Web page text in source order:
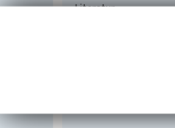
Literatur
Beitrag. In:
am Niederrhein -
Quitzow,
Quaas, Arthur /
(4806 Neuss).